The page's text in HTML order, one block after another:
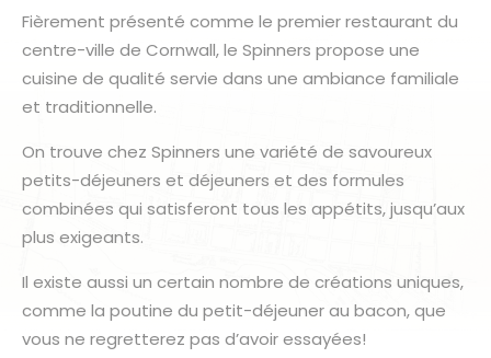
Fièrement présenté comme le premier restaurant du
centre-ville de Cornwall, le Spinners propose une
cuisine de qualité servie dans une ambiance familiale
et traditionnelle.
On trouve chez Spinners une variété de savoureux
petits-déjeuners et déjeuners et des formules
combinées qui satisferont tous les appétits, jusqu’aux
plus exigeants.
Il existe aussi un certain nombre de créations uniques,
comme la poutine du petit-déjeuner au bacon, que
vous ne regretterez pas d’avoir essayées!